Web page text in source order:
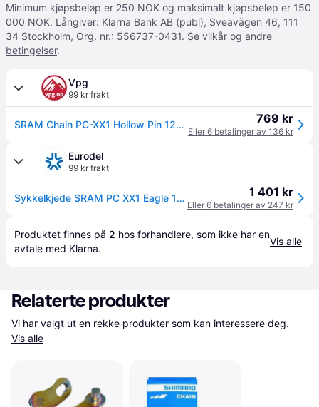
Minimum kjøpsbeløp er 250 NOK og maksimalt kjøpsbeløp er 150
000 NOK. Långiver: Klarna Bank AB (publ), Sveavägen 46, 111
34 Stockholm, Org. nr.: 556737-0431. Se vilkår og andre
betingelser.
Vpg
99 kr frakt
SRAM Chain PC-XX1 Hollow Pin 126 link, Powerlock, Flowlink, 12-delt 769 kr
Eller 6 betalinger av 136 kr
Eurodel
99 kr frakt
Sykkelkjede SRAM PC XX1 Eagle 12S 126L 1 401 kr
Eller 6 betalinger av 247 kr
Produktet finnes på 2 hos forhandlere, som ikke har en
avtale med Klarna.
Vis alle
Relaterte produkter
Vis alle